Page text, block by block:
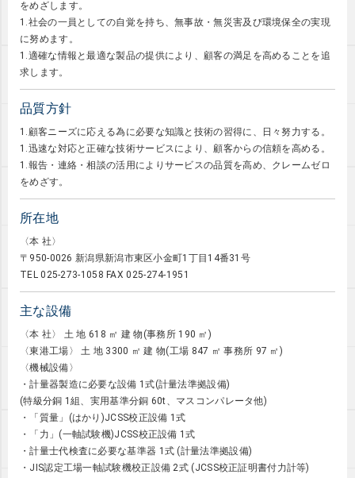
をめざします。
1.社会の一員としての自覚を持ち、無事故・無災害及び環境保全の実現
に努めます。
1.適確な情報と最適な製品の提供により、顧客の満足を高めることを追
求します。
品質方針
1.顧客ニーズに応える為に必要な知識と技術の習得に、日々努力する。
1.迅速な対応と正確な技術サービスにより、顧客からの信頼を高める。
1.報告・連絡・相談の活用によりサービスの品質を高め、クレームゼロ
をめざす。
所在地
〈本 社〉
〒950-0026 新潟県新潟市東区小金町1丁目14番31号
TEL 025-273-1058 FAX 025-274-1951
主な設備
〈本 社〉 土 地 618 ㎡ 建 物(事務所 190 ㎡)
〈東港工場〉 土 地 3300 ㎡ 建 物(工場 847 ㎡ 事務所 97 ㎡)
〈機械設備〉
・計量器製造に必要な設備 1式(計量法準拠設備)
(特級分銅 1組、実用基準分銅 60t、マスコンパレータ他)
・「質量」(はかり)JCSS校正設備 1式
・「力」(一軸試験機)JCSS校正設備 1式
・計量士代検査に必要な基準器 1式 (計量法準拠設備)
・JIS認定工場一軸試験機校正設備 2式 (JCSS校正証明書付力計等)